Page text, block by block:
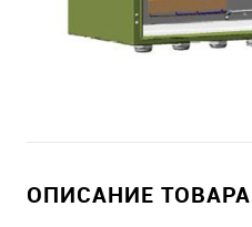
ОПИСАНИЕ ТОВАРА